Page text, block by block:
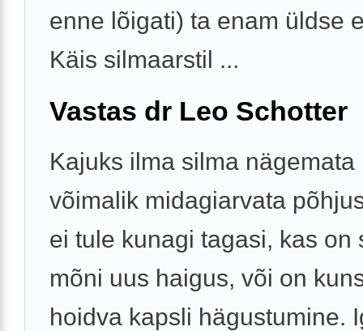
enne lõigati) ta enam üldse
Käis silmaarstil ...
Vastas dr Leo Schotter
Kajuks ilma silma nägemata
võimalik midagiarvata
ei tule kunagi tagasi, kas on
mõni uus haigus, või on
hoidva kapsli hägustumine.